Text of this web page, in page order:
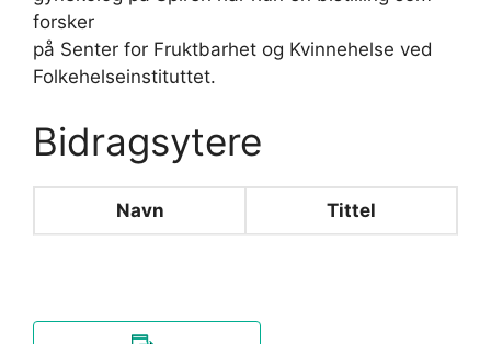
forsker
på Senter for Fruktbarhet og Kvinnehelse ved
Folkehelseinstituttet.
Bidragsytere
Navn Tittel